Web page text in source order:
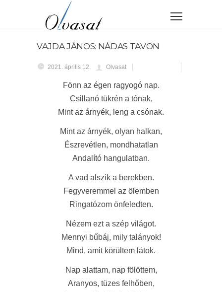
VAJDA JÁNOS: NÁDAS TAVON
2021. április 12. Olvasat
Fönn az égen ragyogó nap.
Csillanó tükrén a tónak,
Mint az árnyék, leng a csónak.
Mint az árnyék, olyan halkan,
Észrevétlen, mondhatatlan
Andalító hangulatban.
A vad alszik a berekben.
Fegyveremmel az ölemben
Ringatózom önfeledten.
Nézem ezt a szép világot.
Mennyi bűbáj, mily talányok!
Mind, amit körültem látok.
Nap alattam, nap fölöttem,
Aranyos, tüzes felhőben,